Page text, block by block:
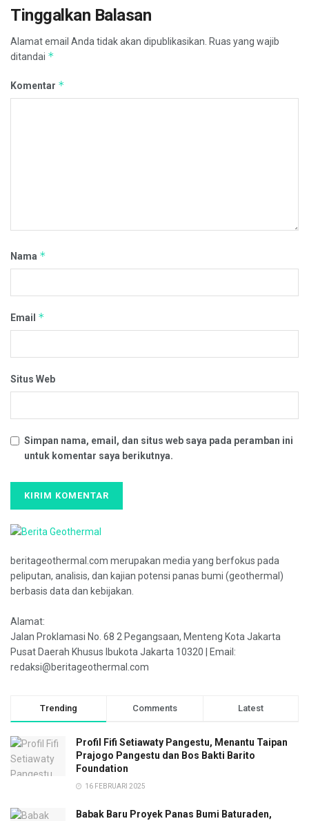
Tinggalkan Balasan
Alamat email Anda tidak akan dipublikasikan. Ruas yang wajib
ditandai *
Komentar *
Nama *
Email *
Situs Web
Simpan nama, email, dan situs web saya pada peramban ini
untuk komentar saya berikutnya.
beritageothermal.com merupakan media yang berfokus pada
peliputan, analisis, dan kajian potensi panas bumi (geothermal)
berbasis data dan kebijakan.
Alamat:
Jalan Proklamasi No. 68 2 Pegangsaan, Menteng Kota Jakarta
Pusat Daerah Khusus Ibukota Jakarta 10320 | Email:
redaksi@beritageothermal.com
Trending Comments Latest
Profil Fifi Setiawaty Pangestu, Menantu Taipan
Prajogo Pangestu dan Bos Bakti Barito
Foundation
16 FEBRUARI 2025
Babak Baru Proyek Panas Bumi Baturaden,